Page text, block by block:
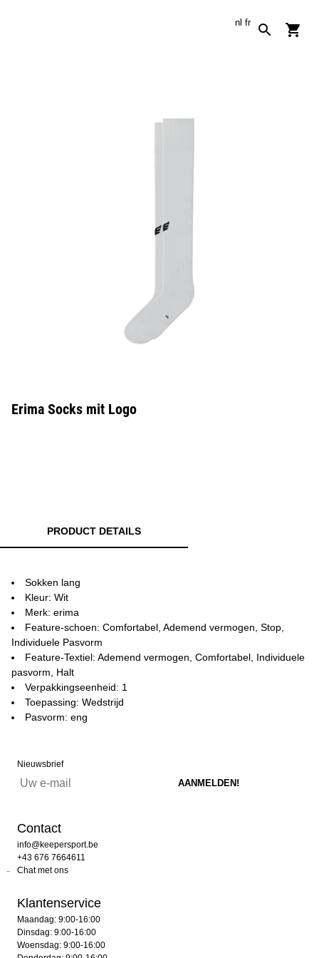
nl fr
Erima Socks mit Logo
PRODUCT DETAILS
Sokken lang
Kleur: Wit
Merk: erima
Feature-schoen: Comfortabel, Ademend vermogen, Stop,
Individuele Pasvorm
Feature-Textiel: Ademend vermogen, Comfortabel, Individuele
pasvorm, Halt
Verpakkingseenheid: 1
Toepassing: Wedstrijd
Pasvorm: eng
Nieuwsbrief
Contact
info@keepersport.be
+43 676 7664611
Chat met ons
Klantenservice
Maandag: 9:00-16:00
Dinsdag: 9:00-16:00
Woensdag: 9:00-16:00